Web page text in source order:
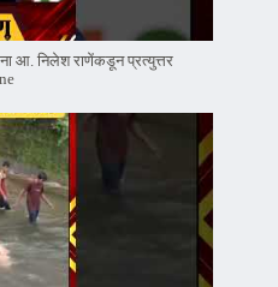
आ. निलेश राणेंकडून प्रत्युत्तर